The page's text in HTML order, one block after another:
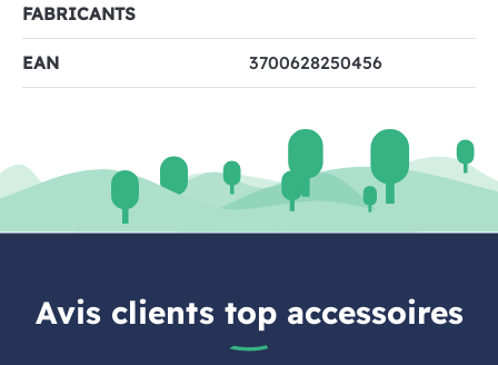
FABRICANTS
EAN 3700628250456
Avis clients top accessoires